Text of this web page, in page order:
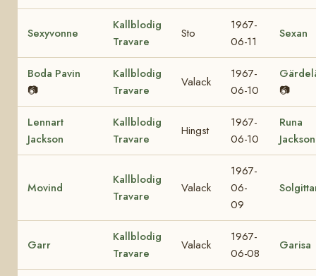
Sexyvonne
Kallblodig
Travare
Sto
1967-
06-11
Sexan
Boda Pavin
📷
Kallblodig
Travare
Valack
1967-
06-10
📷
Lennart
Jackson
Kallblodig
Travare
Hingst
1967-
06-10
Runa
Jackson
Movind
Kallblodig
Travare
Valack
1967-
06-
09
Garr
Kallblodig
Travare
Valack
1967-
06-08
Garisa